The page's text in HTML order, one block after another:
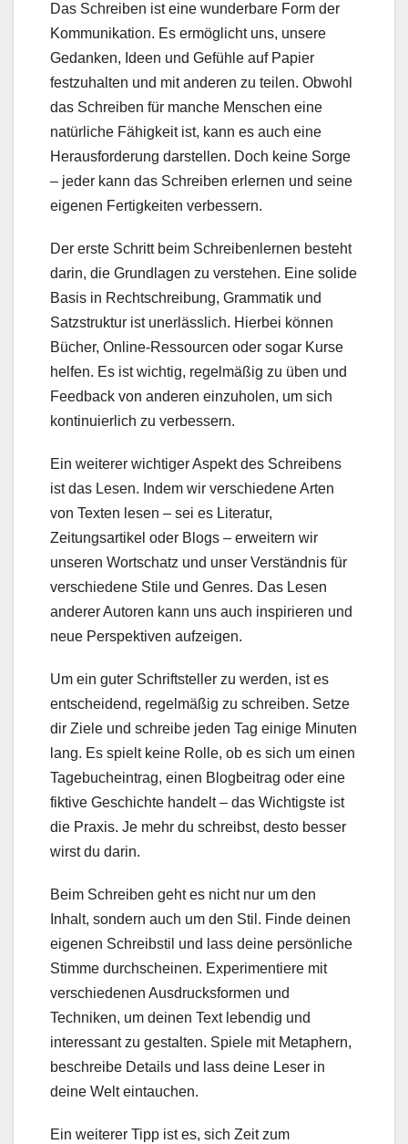
Das Schreiben ist eine wunderbare Form der
Kommunikation. Es ermöglicht uns, unsere
Gedanken, Ideen und Gefühle auf Papier
festzuhalten und mit anderen zu teilen. Obwohl
das Schreiben für manche Menschen eine
natürliche Fähigkeit ist, kann es auch eine
Herausforderung darstellen. Doch keine Sorge
– jeder kann das Schreiben erlernen und seine
eigenen Fertigkeiten verbessern.
Der erste Schritt beim Schreibenlernen besteht
darin, die Grundlagen zu verstehen. Eine solide
Basis in Rechtschreibung, Grammatik und
Satzstruktur ist unerlässlich. Hierbei können
Bücher, Online-Ressourcen oder sogar Kurse
helfen. Es ist wichtig, regelmäßig zu üben und
Feedback von anderen einzuholen, um sich
kontinuierlich zu verbessern.
Ein weiterer wichtiger Aspekt des Schreibens
ist das Lesen. Indem wir verschiedene Arten
von Texten lesen – sei es Literatur,
Zeitungsartikel oder Blogs – erweitern wir
unseren Wortschatz und unser Verständnis für
verschiedene Stile und Genres. Das Lesen
anderer Autoren kann uns auch inspirieren und
neue Perspektiven aufzeigen.
Um ein guter Schriftsteller zu werden, ist es
entscheidend, regelmäßig zu schreiben. Setze
dir Ziele und schreibe jeden Tag einige Minuten
lang. Es spielt keine Rolle, ob es sich um einen
Tagebucheintrag, einen Blogbeitrag oder eine
fiktive Geschichte handelt – das Wichtigste ist
die Praxis. Je mehr du schreibst, desto besser
wirst du darin.
Beim Schreiben geht es nicht nur um den
Inhalt, sondern auch um den Stil. Finde deinen
eigenen Schreibstil und lass deine persönliche
Stimme durchscheinen. Experimentiere mit
verschiedenen Ausdrucksformen und
Techniken, um deinen Text lebendig und
interessant zu gestalten. Spiele mit Metaphern,
beschreibe Details und lass deine Leser in
deine Welt eintauchen.
Ein weiterer Tipp ist es, sich Zeit zum